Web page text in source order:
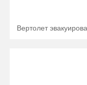
Вертолет